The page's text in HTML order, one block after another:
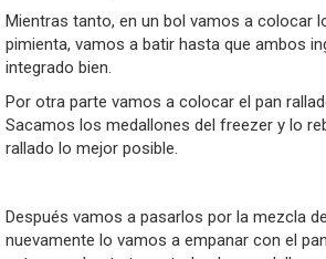
Mientras tanto, en un bol vamos a colocar
pimienta, vamos a batir hasta que ambos
integrado bien.
Por otra parte vamos a colocar el pan
Sacamos los medallones del freezer y lo
rallado lo mejor posible.
Después vamos a pasarlos por la mezcla
nuevamente lo vamos a empanar con el